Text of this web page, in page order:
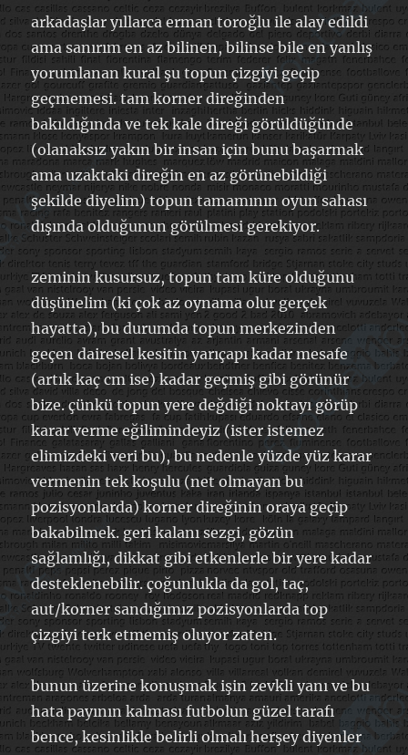
arkadaşlar yıllarca erman toroğlu ile alay edildi
ama sanırım en az bilinen, bilinse bile en yanlış
yorumlanan kural şu topun çizgiyi geçip
geçmemesi. tam korner direğinden
bakıldığında ve tek kale direği görüldüğünde
(olanaksız yakın bir insan için bunu başarmak
ama uzaktaki direğin en az görünebildiği
şekilde diyelim) topun tamamının oyun sahası
dışında olduğunun görülmesi gerekiyor.
zeminin kusursuz, topun tam küre olduğunu
düşünelim (ki çok az oynama olur gerçek
hayatta), bu durumda topun merkezinden
geçen dairesel kesitin yarıçapı kadar mesafe
(artık kaç cm ise) kadar geçmiş gibi görünür
bize. çünkü topun yere değdiği noktayı görüp
karar verme eğilimindeyiz (ister istemez
elimizdeki veri bu), bu nedenle yüzde yüz karar
vermenin tek koşulu (net olmayan bu
pozisyonlarda) korner direğinin oraya geçip
bakabilmek. geri kalanı sezgi, gözün
sağlamlığı, dikkat gibi etkenlerle bir yere kadar
desteklenebilir. çoğunlukla da gol, taç,
aut/korner sandığımız pozisyonlarda top
çizgiyi terk etmemiş oluyor zaten.
bunun üzerine konuşmak işin zevkli yanı ve bu
hata payının kalması futbolun güzel tarafı
bence, kesinlikle belirli olmalı herşey diyenler